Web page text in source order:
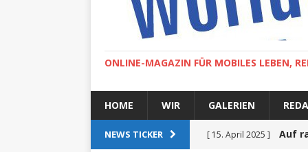
ONLINE-MAGAZIN FÜR MOBILES LEBEN,
HOME WIR GALERIEN
NEWS TICKER [ 15. April 2025 ] Auf